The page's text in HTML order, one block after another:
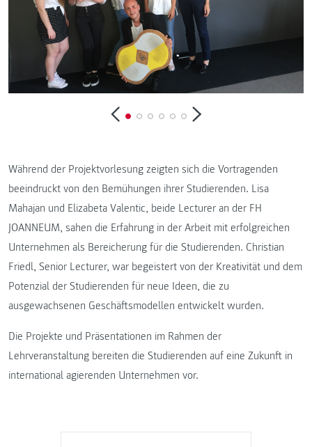
Während der Projektvorlesung zeigten sich die Vortragenden
beeindruckt von den Bemühungen ihrer Studierenden. Lisa
Mahajan und Elizabeta Valentic, beide Lecturer an der FH
JOANNEUM, sahen die Erfahrung in der Arbeit mit erfolgreichen
Unternehmen als Bereicherung für die Studierenden. Christian
Friedl, Senior Lecturer, war begeistert von der Kreativität und dem
Potenzial der Studierenden für neue Ideen, die zu
ausgewachsenen Geschäftsmodellen entwickelt wurden.
Die Projekte und Präsentationen im Rahmen der
Lehrveranstaltung bereiten die Studierenden auf eine Zukunft in
international agierenden Unternehmen vor.